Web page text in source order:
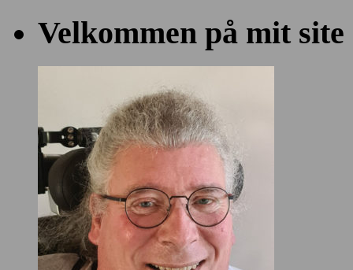
Velkommen på mit site